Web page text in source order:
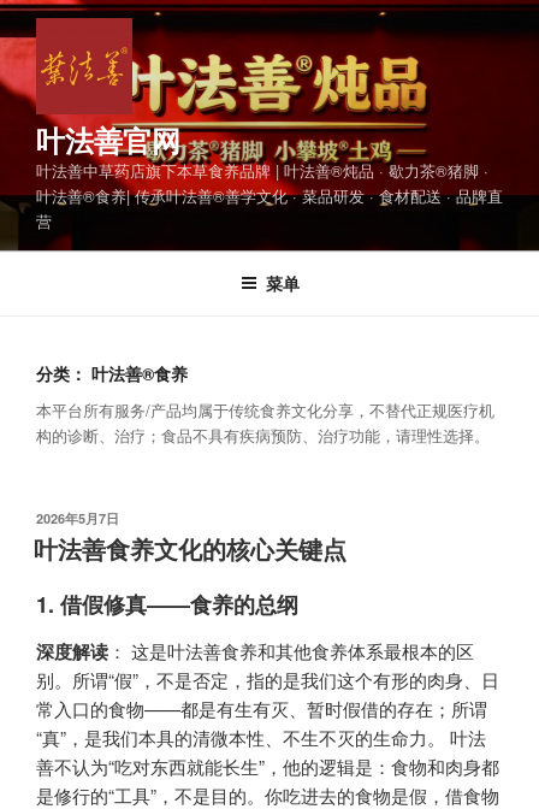
跳
至
容
叶法善官网
叶法善中草药店旗下本草食养品牌 | 叶法善®炖品 · 歇力茶®猪脚 ·
叶法善®食养| 传承叶法善®善学文化 · 菜品研发 · 食材配送 · 品牌直
营
菜单
分类： 叶法善®食养
本平台所有服务/产品均属于传统食养文化分享，不替代正规医疗机
构的诊断、治疗；食品不具有疾病预防、治疗功能，请理性选择。
发
布
于
2026年5月7日
叶法善食养文化的核心关键点
1. 借假修真——食养的总纲
深度解读 ​： 这是叶法善食养和其他食养体系最根本的区
别。所谓“假”，不是否定，指的是我们这个有形的肉身、日
常入口的食物——都是有生有灭、暂时假借的存在；所谓
“真”，是我们本具的清微本性、不生不灭的生命力。 叶法
善不认为“吃对东西就能长生”，他的逻辑是：食物和肉身都
是修行的“工具”，不是目的。你吃进去的食物是假，借食物